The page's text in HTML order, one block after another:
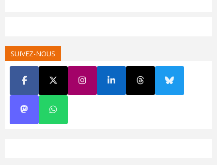
SUIVEZ-NOUS